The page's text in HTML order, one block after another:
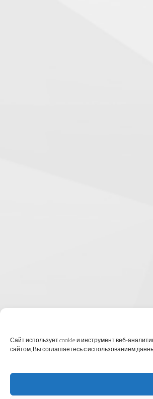
Сайт использует cookie и инструмент веб-
сайтом, Вы соглашаетесь с использованием